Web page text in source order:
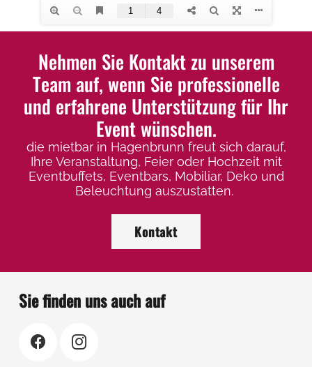
Nehmen Sie Kontakt zu unserem
Team auf, wenn Sie professionelle
und erfahrene Unterstützung für Ihr
Event wünschen.
die mietbar in Hagenbrunn freut sich darauf,
Ihre Veranstaltung, Feier oder Hochzeit mit
Eventbuffets, Eventbars, Mobiliar, Deko und
Beleuchtung auszustatten.
Kontakt
Sie finden uns auch auf